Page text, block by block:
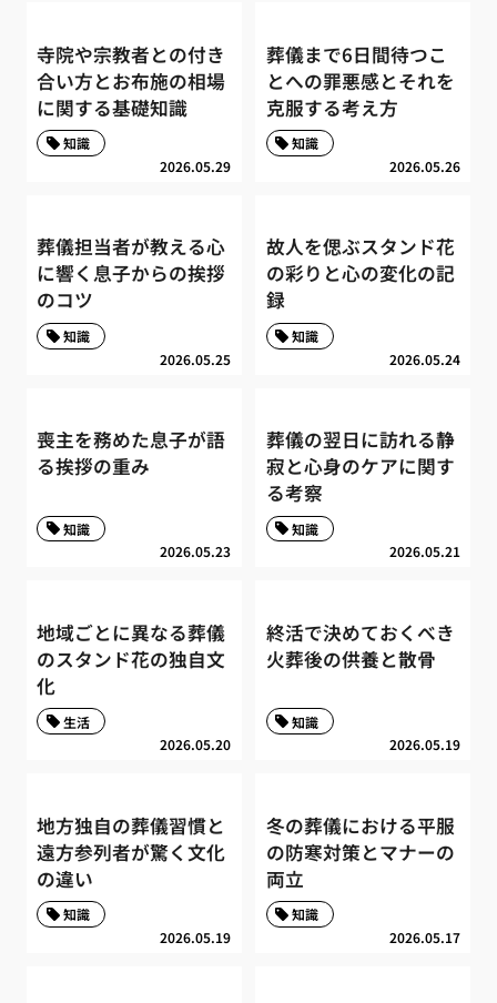
寺院や宗教者との付き
合い方とお布施の相場
に関する基礎知識
2026.05.29
知識
葬儀まで6日間待つこ
とへの罪悪感とそれを
克服する考え方
2026.05.26
知識
葬儀担当者が教える心
に響く息子からの挨拶
のコツ
2026.05.25
知識
故人を偲ぶスタンド花
の彩りと心の変化の記
録
2026.05.24
知識
喪主を務めた息子が語
る挨拶の重み
2026.05.23
知識
葬儀の翌日に訪れる静
寂と心身のケアに関す
る考察
2026.05.21
知識
地域ごとに異なる葬儀
のスタンド花の独自文
化
2026.05.20
生活
終活で決めておくべき
火葬後の供養と散骨
2026.05.19
知識
地方独自の葬儀習慣と
遠方参列者が驚く文化
の違い
2026.05.19
知識
冬の葬儀における平服
の防寒対策とマナーの
両立
2026.05.17
知識